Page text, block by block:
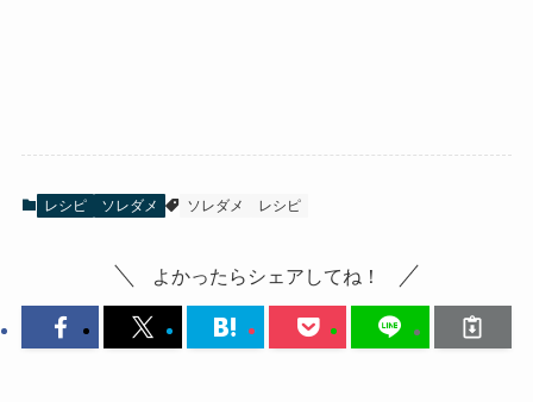
レシピ ソレダメ ソレダメ レシピ
よかったらシェアしてね！